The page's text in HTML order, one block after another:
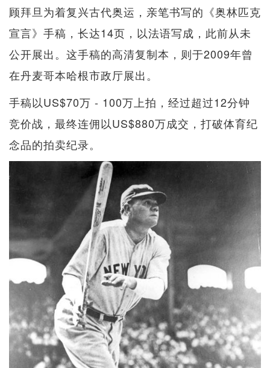
顾拜旦为着复兴古代奥运，亲笔书写的《奥林匹克
宣言》手稿，长达14页，以法语写成，此前从未
公开展出。这手稿的高清复制本，则于2009年曾
在丹麦哥本哈根市政厅展出。
手稿以US$70万 - 100万上拍，经过超过12分钟
竞价战，最终连佣以US$880万成交，打破体育纪
念品的拍卖纪录。